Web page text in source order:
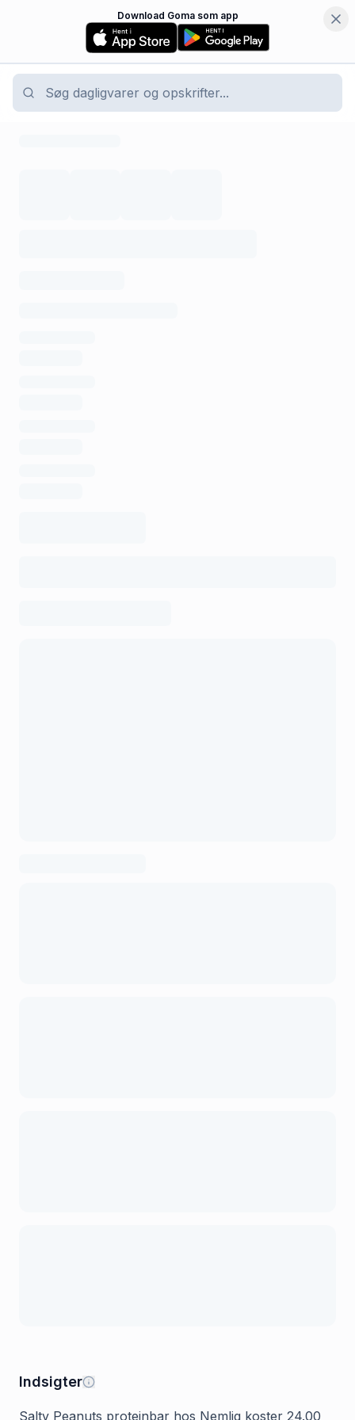
Download Goma som app
Indsigter
Salty Peanuts proteinbar hos Nemlig koster 24.00